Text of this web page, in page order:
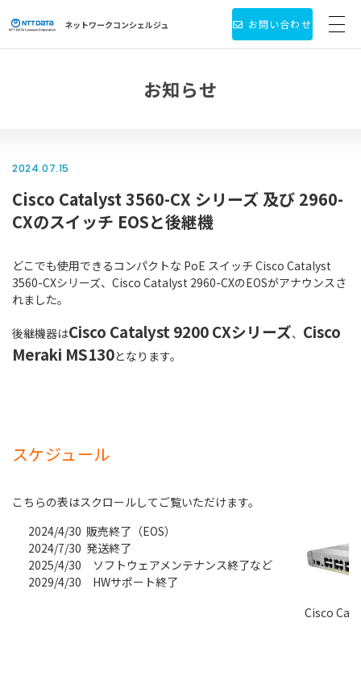
ネットワークコンシェルジュ
新着情報
会社情報
お問い合わせ
お知らせ
2024.07.15
Cisco Catalyst 3560-CX シリーズ 及び 2960-
CXのスイッチ EOSと後継機
どこでも使用できるコンパクトな PoE スイッチ Cisco Catalyst
3560-CXシリーズ、Cisco Catalyst 2960-CXのEOSがアナウンスさ
れました。
後継機器はCisco Catalyst 9200 CXシリーズ、 Cisco
Meraki MS130となります。
スケジュール
2024/4/30 販売終了（EOS）
2024/7/30 発送終了
2025/4/30 ソフトウェアメンテナンス終了など
2029/4/30 HWサポート終了
Cisco